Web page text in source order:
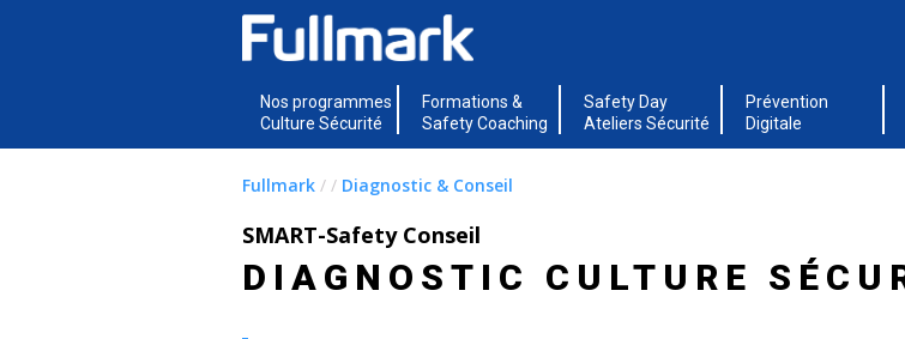
Nos programmes
Culture Sécurité
Formations &
Safety Coaching
Safety Day
Ateliers Sécurité
Prévention
Digitale
Fullmark / / Diagnostic & Conseil
SMART-Safety Conseil
DIAGNOSTIC CULTURE